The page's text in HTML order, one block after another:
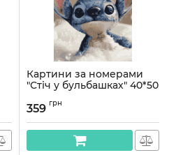
Картини за номерами
"Стіч у бульбашках" 40*50
Артикул:
359 грн